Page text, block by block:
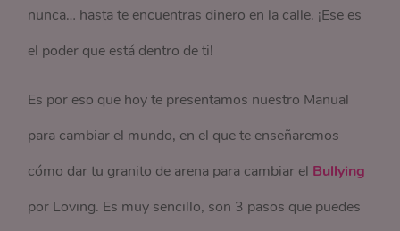
nunca… hasta te encuentras dinero en la calle. ¡Ese es
el poder que está dentro de ti!
Es por eso que hoy te presentamos nuestro Manual
para cambiar el mundo, en el que te enseñaremos
cómo dar tu granito de arena para cambiar el Bullying
por Loving. Es muy sencillo, son 3 pasos que puedes